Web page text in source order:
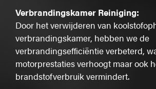
Verbrandingskamer Reiniging:
Door het verwijderen van
verbrandingskamer, hebben we de
verbrandingsefficiëntie verbeterd,
motorprestaties verhoogt maar ook
brandstofverbruik vermindert.